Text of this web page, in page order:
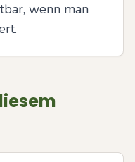
wenn man